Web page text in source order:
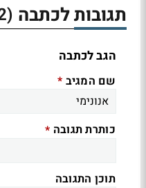
תגובות לכתבה (2)
הגב לכתבה
שם המגיב *
כותרת תגובה *
תוכן התגובה